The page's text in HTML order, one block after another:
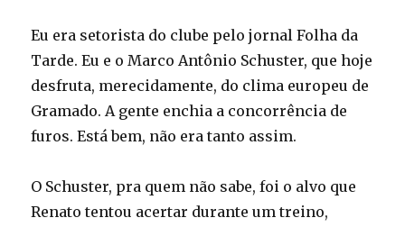
Eu era setorista do clube pelo jornal Folha da
Tarde. Eu e o Marco Antônio Schuster, que hoje
desfruta, merecidamente, do clima europeu de
Gramado. A gente enchia a concorrência de
furos. Está bem, não era tanto assim.
O Schuster, pra quem não sabe, foi o alvo que
Renato tentou acertar durante um treino,